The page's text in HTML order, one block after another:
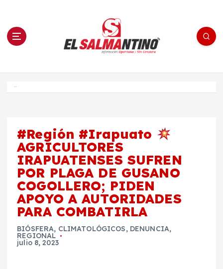
n El Salmantino - medios/noticias/editorial
#Región #Irapuato
AGRICULTORES
IRAPUATENSES SUFREN
POR PLAGA DE GUSANO
COGOLLERO; PIDEN
APOYO A AUTORIDADES
PARA COMBATIRLA
BIÓSFERA, CLIMATOLÓGICOS, DENUNCIA,
REGIONAL
julio 8, 2023